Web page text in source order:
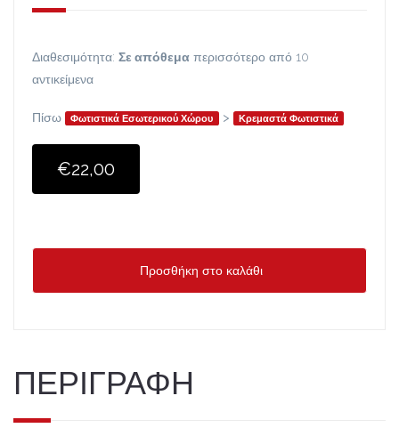
Διαθεσιμότητα: Σε απόθεμα περισσότερο από 10
αντικείμενα
Πίσω Φωτιστικά Εσωτερικού Χώρου > Κρεμαστά Φωτιστικά
€22,00
Προσθήκη στο καλάθι
ΠΕΡΙΓΡΑΦΗ